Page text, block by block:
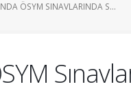
ÖSYM SINAVLARINDA S...